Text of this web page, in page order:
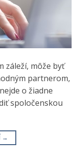
záleží, môže byť
partnerom,
o žiadne
spoločenskou
→